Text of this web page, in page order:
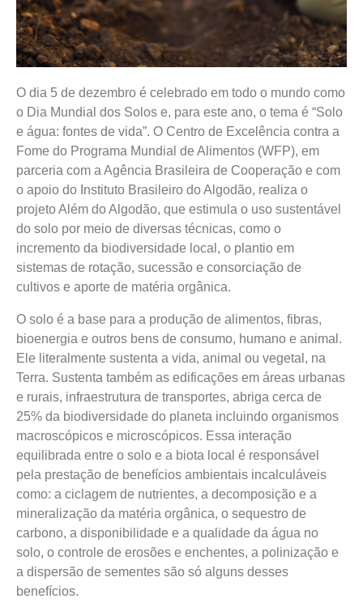
O dia 5 de dezembro é celebrado em todo o mundo como
o Dia Mundial dos Solos e, para este ano, o tema é “Solo
e água: fontes de vida”. O Centro de Excelência contra a
Fome do Programa Mundial de Alimentos (WFP), em
parceria com a Agência Brasileira de Cooperação e com
o apoio do Instituto Brasileiro do Algodão, realiza o
projeto Além do Algodão, que estimula o uso sustentável
do solo por meio de diversas técnicas, como o
incremento da biodiversidade local, o plantio em
sistemas de rotação, sucessão e consorciação de
cultivos e aporte de matéria orgânica.
O solo é a base para a produção de alimentos, fibras,
bioenergia e outros bens de consumo, humano e animal.
Ele literalmente sustenta a vida, animal ou vegetal, na
Terra. Sustenta também as edificações em áreas urbanas
e rurais, infraestrutura de transportes, abriga cerca de
25% da biodiversidade do planeta incluindo organismos
macroscópicos e microscópicos. Essa interação
equilibrada entre o solo e a biota local é responsável
pela prestação de benefícios ambientais incalculáveis
como: a ciclagem de nutrientes, a decomposição e a
mineralização da matéria orgânica, o sequestro de
carbono, a disponibilidade e a qualidade da água no
solo, o controle de erosões e enchentes, a polinização e
a dispersão de sementes são só alguns desses
benefícios.